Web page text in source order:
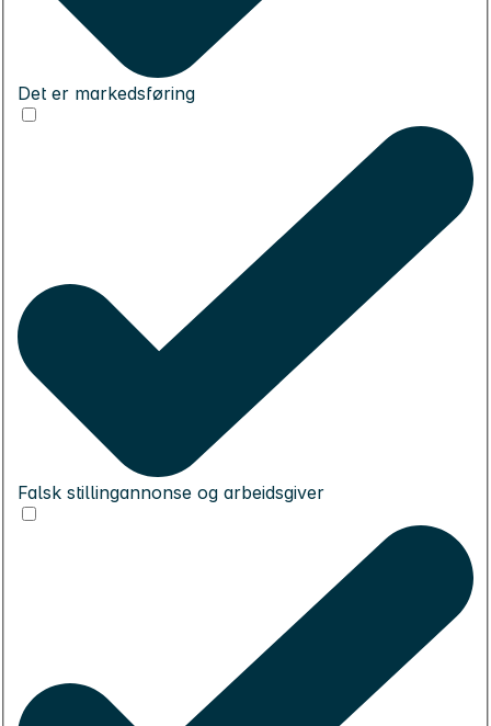
Det er markedsføring
Falsk stillingannonse og arbeidsgiver